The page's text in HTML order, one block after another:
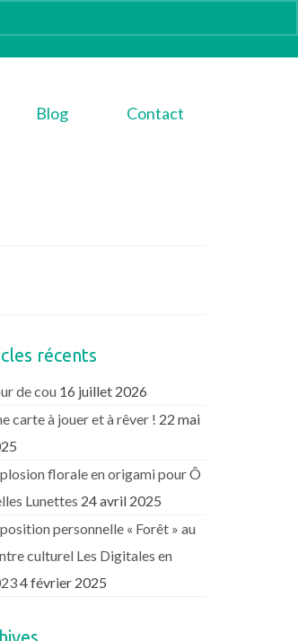
Blog Contact
récents
de cou 16 juillet 2026
carte à jouer et à rêver ! 22 mai
florale en origami pour Ô
Lunettes 24 avril 2025
personnelle « Forêt » au
culturel Les Digitales en
4 février 2025